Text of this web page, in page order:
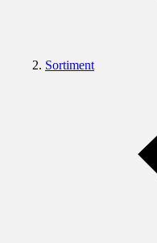
Sortiment